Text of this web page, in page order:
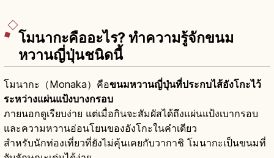
โมนากะคืออะไร? ทำความรู้จักขนม
หวานญี่ปุ่นชนิดนี้
โมนากะ（Monaka）คือขนมหวานญี่ปุ่นที่ประกบไส้อังโกะไว้
ระหว่างแผ่นแป้งบางกรอบ
ภายนอกดูเรียบง่าย แต่เมื่อกินจะสัมผัสได้ถึงแผ่นแป้งเบากรอบ
และความหวานอ่อนโยนของอังโกะในคำเดียว
สำหรับนักท่องเที่ยวที่ยังไม่คุ้นเคยกับวากาชิ โมนากะเป็นขนมที่